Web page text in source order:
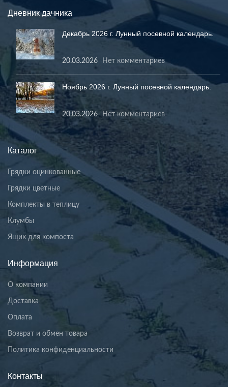
Дневник дачника
Декабрь 2026 г. Лунный посевной календарь.
20.03.2026 Нет комментариев
Ноябрь 2026 г. Лунный посевной календарь.
20.03.2026 Нет комментариев
Каталог
Грядки оцинкованные
Грядки цветные
Комплекты в теплицу
Клумбы
Ящик для компоста
Информация
О компании
Доставка
Оплата
Возврат и обмен товара
Политика конфиденциальности
Контакты